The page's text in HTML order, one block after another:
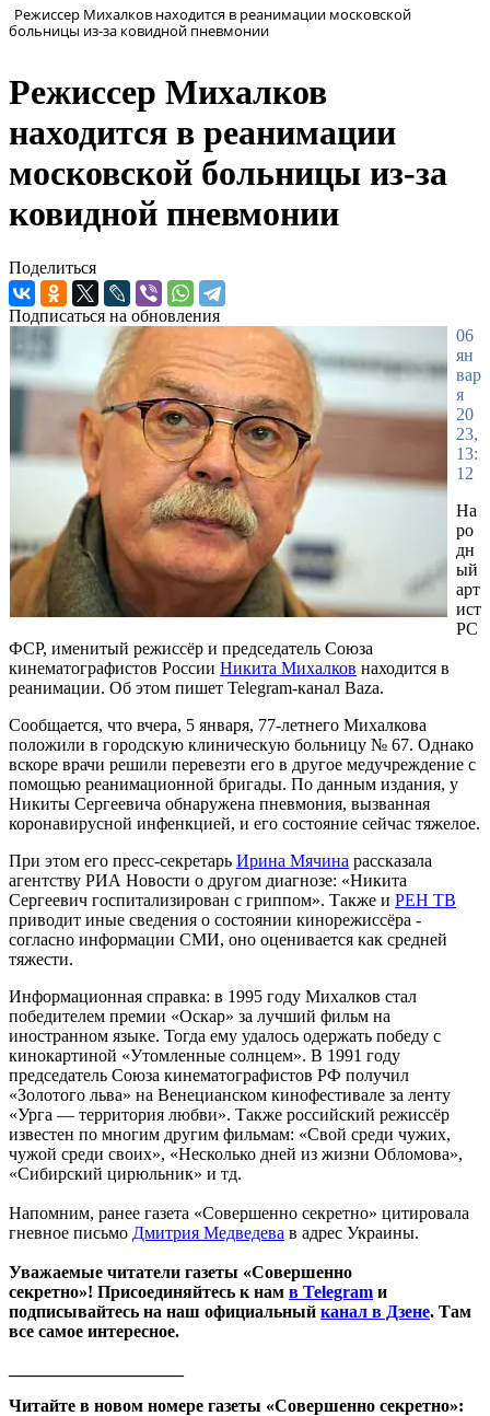
Режиссер Михалков находится в реанимации московской
больницы из-за ковидной пневмонии
Режиссер Михалков
находится в реанимации
московской больницы из-за
ковидной пневмонии
Поделиться
Подписаться на обновления
06
ян
вар
я
20
23,
13:
12
На
ро
дн
ый
арт
ист
РС
ФСР, именитый режиссёр и председатель Союза
кинематографистов России Никита Михалков находится в
реанимации. Об этом пишет Telegram-канал Baza.
Сообщается, что вчера, 5 января, 77-летнего Михалкова
положили в городскую клиническую больницу № 67. Однако
вскоре врачи решили перевезти его в другое медучреждение с
помощью реанимационной бригады. По данным издания, у
Никиты Сергеевича обнаружена пневмония, вызванная
коронавирусной инфенкцией, и его состояние сейчас тяжелое.
При этом его пресс-секретарь Ирина Мячина рассказала
агентству РИА Новости о другом диагнозе: «Никита
Сергеевич госпитализирован с гриппом». Также и РЕН ТВ
приводит иные сведения о состоянии кинорежиссёра -
согласно информации СМИ, оно оценивается как средней
тяжести.
Информационная справка: в 1995 году Михалков стал
победителем премии «Оскар» за лучший фильм на
иностранном языке. Тогда ему удалось одержать победу с
кинокартиной «Утомленные солнцем». В 1991 году
председатель Союза кинематографистов РФ получил
«Золотого льва» на Венецианском кинофестивале за ленту
«Урга — территория любви». Также российский режиссёр
известен по многим другим фильмам: «Свой среди чужих,
чужой среди своих», «Несколько дней из жизни Обломова»,
«Сибирский цирюльник» и тд.
Напомним, ранее газета «Совершенно секретно» цитировала
гневное письмо Дмитрия Медведева в адрес Украины.
Уважаемые читатели газеты «Совершенно
секретно»! Присоединяйтесь к нам в Telegram и
подписывайтесь на наш официальный канал в Дзене. Там
все самое интересное.
Читайте в новом номере газеты «Совершенно секретно»: